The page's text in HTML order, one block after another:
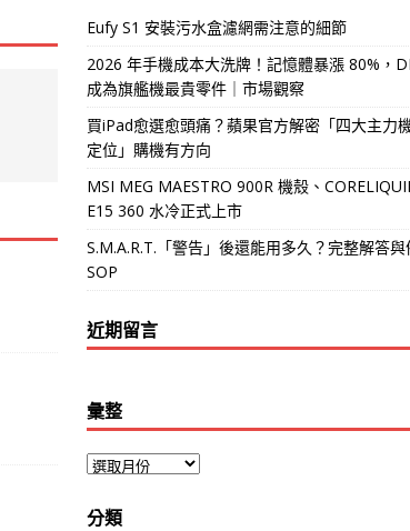
Eufy S1 安裝污水盒濾網需注意的細節
2026 年手機成本大洗牌！記憶體暴漲 80%，
成為旗艦機最貴零件｜市場觀察
買iPad愈選愈頭痛？蘋果官方解密「四大主力
定位」購機有方向
MSI MEG MAESTRO 900R 機殼、
E15 360 水冷正式上市
S.M.A.R.T.「警告」後還能用多久？完整解答與
SOP
近期留言
彙整
分類